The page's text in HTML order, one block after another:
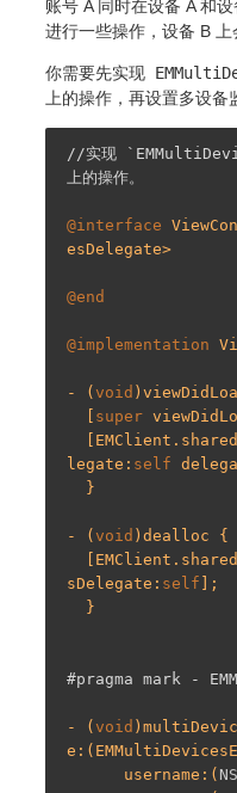
账号 A 同时在设备 A 和
进行一些操作，设备 B 上
你需要先实现
上的操作，再设置多设备
//实现
上的操作。
@interface
esDelegate>
@end
@implementation
- ( void
super
legate: self
- ( void )dealloc {
sDelegate: self ];
#pragma mark -
- ( void
      username:(